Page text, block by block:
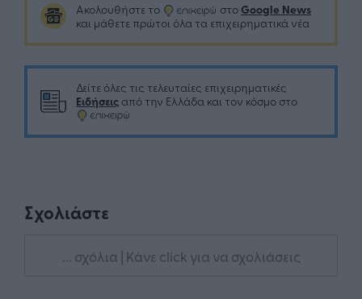
Ακολουθήστε το στο Google News
και μάθετε πρώτοι όλα τα επιχειρηματικά νέα
Δείτε όλες τις τελευταίες επιχειρηματικές
Ειδήσεις από την Ελλάδα και τον κόσμο στο
Σχολιάστε
... σχόλια | Κάνε click για να σχολιάσεις